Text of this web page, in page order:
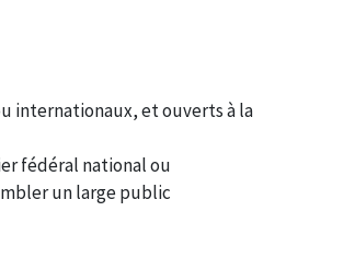
internationaux, et ouverts à la
fédéral national ou
un large public